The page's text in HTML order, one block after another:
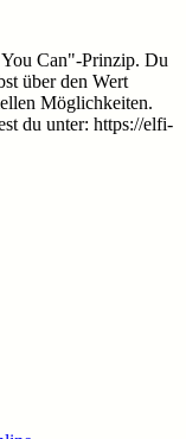
Can"-Prinzip. Du
über den Wert
Möglichkeiten.
du unter: https://elfi-